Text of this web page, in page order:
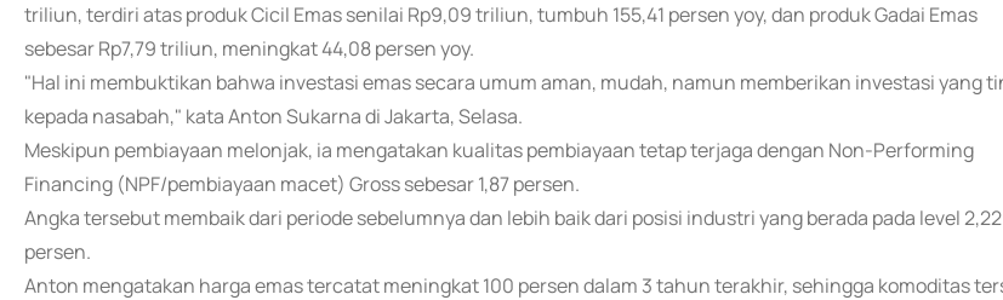
triliun, terdiri atas produk Cicil Emas senilai Rp9,09 triliun, tumbuh 155,41 persen yoy, dan produk Gadai Emas
sebesar Rp7,79 triliun, meningkat 44,08 persen yoy.
"Hal ini membuktikan bahwa investasi emas secara umum aman, mudah, namun memberikan investasi yang
kepada nasabah," kata Anton Sukarna di Jakarta, Selasa.
Meskipun pembiayaan melonjak, ia mengatakan kualitas pembiayaan tetap terjaga dengan Non-Performing
Financing (NPF/pembiayaan macet) Gross sebesar 1,87 persen.
Angka tersebut membaik dari periode sebelumnya dan lebih baik dari posisi industri yang berada pada level 2,22
persen.
Anton mengatakan harga emas tercatat meningkat 100 persen dalam 3 tahun terakhir, sehingga komoditas